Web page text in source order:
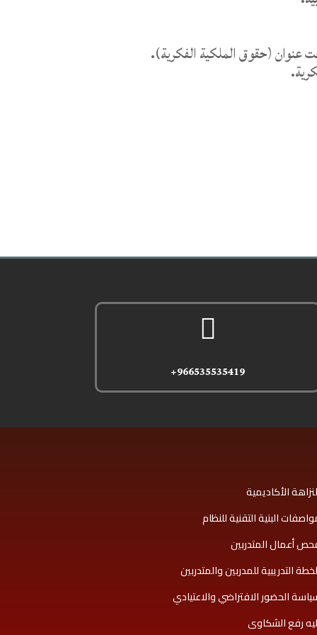
عنوان (حقوق الملكية الفكرية).

966535535419+
الأكاديمية
البنية التقنية للنظام
أعمال المتدربين
التدريبية للمدربين والمتدربين
الحضور الافتراضي والاعتيادي
رفع الشكاوى